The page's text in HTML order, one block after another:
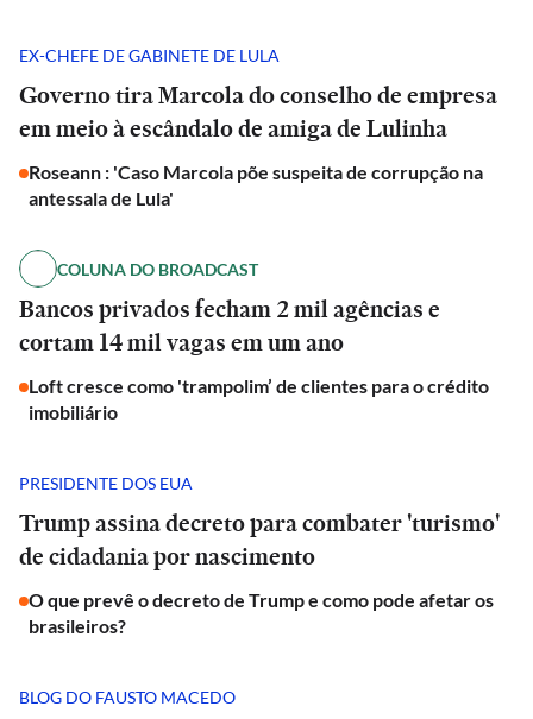
EX-CHEFE DE GABINETE DE LULA
Governo tira Marcola do conselho de empresa
em meio à escândalo de amiga de Lulinha
Roseann : 'Caso Marcola põe suspeita de corrupção na
antessala de Lula'
COLUNA DO BROADCAST
Bancos privados fecham 2 mil agências e
cortam 14 mil vagas em um ano
Loft cresce como 'trampolim’ de clientes para o crédito
imobiliário
PRESIDENTE DOS EUA
Trump assina decreto para combater 'turismo'
de cidadania por nascimento
O que prevê o decreto de Trump e como pode afetar os
brasileiros?
BLOG DO FAUSTO MACEDO